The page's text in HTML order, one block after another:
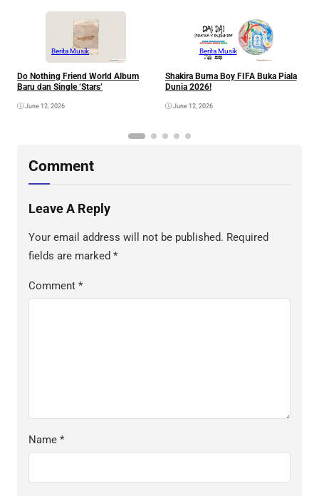
Berita Musik
Do Nothing Friend World Album
Baru dan Single ‘Stars’
June 12, 2026
Berita Musik
Shakira Burna Boy FIFA Buka Piala
Dunia 2026!
June 12, 2026
Comment
Leave A Reply
Your email address will not be published. Required
fields are marked *
Comment *
Name *